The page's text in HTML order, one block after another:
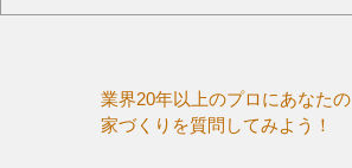
業界20年以上のプロにあなたの
家づくりを質問してみよう！